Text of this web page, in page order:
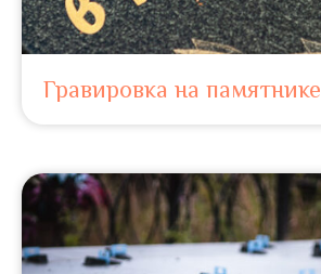
Гравировка на памятнике